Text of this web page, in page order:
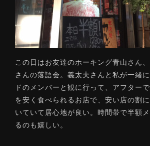
この日はお友達のホーキング青山さん
さんの落語会。義太夫さんと私が一緒
ドのメンバーと観に行って、アフター
を安く食べられるお店で、安い店の割
いていて居心地が良い。時間帯で半額
るのも嬉しい。